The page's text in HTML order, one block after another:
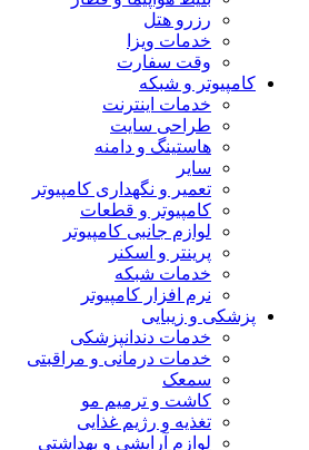
رزرو هتل
خدمات ویزا
وقت سفارت
کامپیوتر و شبکه
خدمات اینترنت
طراحی سایت
هاستینگ و دامنه
سایر
تعمیر و نگهداری کامپیوتر
کامپیوتر و قطعات
لوازم جانبی کامپیوتر
پرینتر و اسکنر
خدمات شبکه
نرم افزار کامپیوتر
پزشکی و زیبایی
خدمات دندانپزشکی
خدمات درمانی و مراقبتی
سمعک
کاشت و ترمیم مو
تغذیه و رژیم غذایی
لوازم آرایشی و بهداشتی